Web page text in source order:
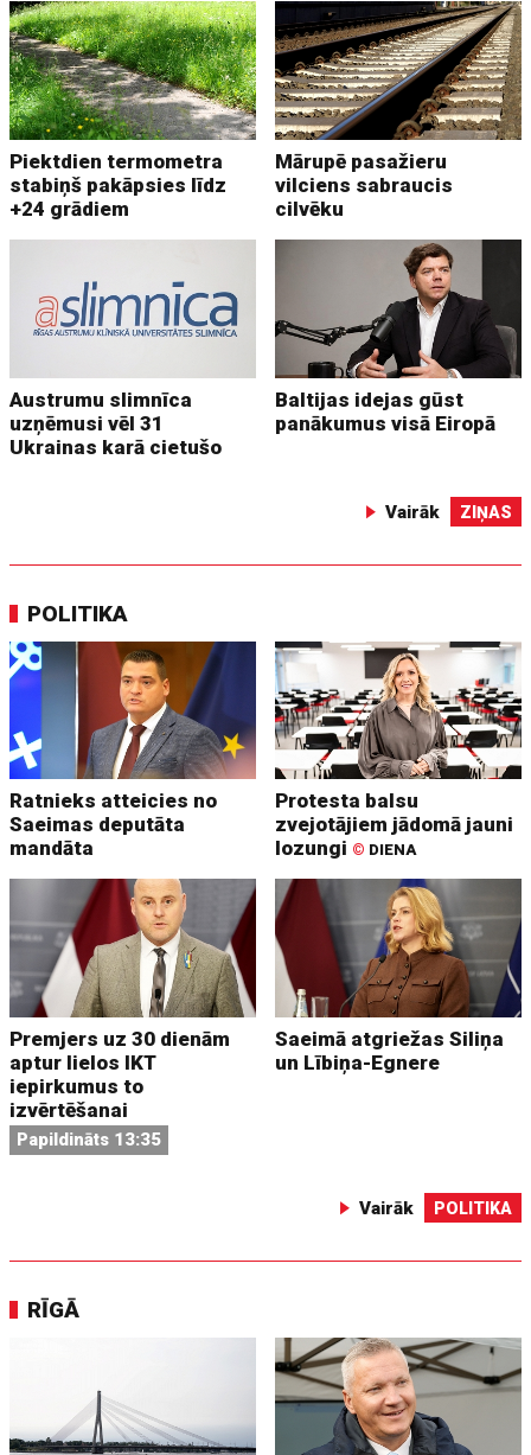
Piektdien termometra
stabiņš pakāpsies līdz
+24 grādiem
Mārupē pasažieru
vilciens sabraucis
cilvēku
Austrumu slimnīca
uzņēmusi vēl 31
Ukrainas karā cietušo
Baltijas idejas gūst
panākumus visā Eiropā
Vairāk ZIŅAS
POLITIKA
Ratnieks atteicies no
Saeimas deputāta
mandāta
Protesta balsu
zvejotājiem jādomā jauni
lozungi © DIENA
Premjers uz 30 dienām
aptur lielos IKT
iepirkumus to
izvērtēšanai
Papildināts 13:35
Saeimā atgriežas Siliņa
un Lībiņa-Egnere
Vairāk POLITIKA
RĪGĀ